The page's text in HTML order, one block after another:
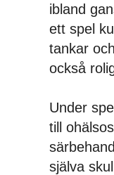
ibland
ett spel
tankar
också
Under
till
själva